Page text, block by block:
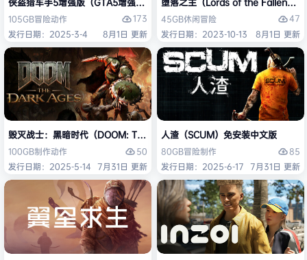
105GB冒险动作
173
发行日期：2025-3-4
8月1日 更新
45GB休闲冒险
47
发行日期：2023-10-13
8月1日 更新
毁灭战士：黑暗时代（DOOM: The Dark Ages）免安装中文版
100GB制作动作
50
发行日期：2025-5-14 7月31日 更新
人渣（SCUM）免安装中文版
80GB冒险制作
85
发行日期：2025-6-17 7月31日 更新